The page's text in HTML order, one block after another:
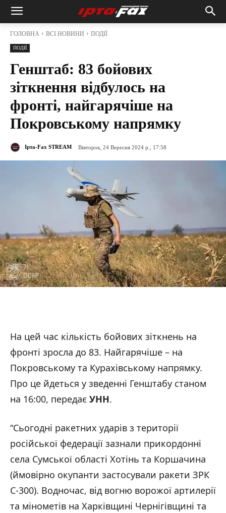
ГОЛОВНА ВСІ НОВИНИ ПОДІЇ
ПОДІЇ
Генштаб: 83 бойових
зіткнення відбулось на
фронті, найгарячіше на
Покровському напрямку
Ірта-Fax STREAM Вівторок, 24 Вересня 2024 р., 17:58
На цей час кількість бойових зіткнень на
фронті зросла до 83. Найгарячіше – на
Покровському та Курахівському напрямку.
Про це йдеться у зведенні Генштабу станом
на 16:00, передає УНН.
“Сьогодні ракетних ударів з території
російської федерації зазнали прикордонні
села Сумської області Хотінь та Коршачина
(ймовірно окупанти застосували ракети ЗРК
С-300). Водночас, від вогню ворожої артилерії
та мінометів на Харківщині Чернігівщині та